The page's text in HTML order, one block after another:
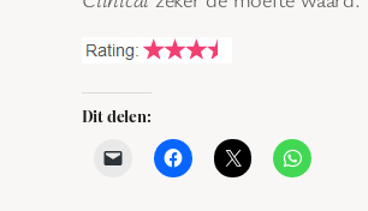
Dit delen: